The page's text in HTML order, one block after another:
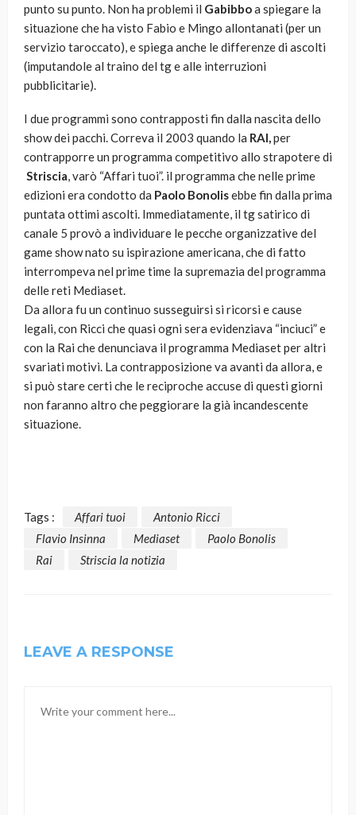
punto su punto. Non ha problemi il Gabibboa spiegare la
situazione che ha visto Fabio e Mingo allontanati (per un
servizio taroccato), e spiega anche le differenze di ascolti
(imputandole al traino del tg e alle interruzioni
pubblicitarie).
I due programmi sono contrapposti fin dalla nascita dello
show dei pacchi. Correva il 2003 quando la RAI,per
contrapporre un programma competitivo allo strapotere di
Striscia, varò “Affari tuoi”. il programma che nelle prime
edizioni era condotto da Paolo Bonolisebbe fin dalla prima
puntata ottimi ascolti. Immediatamente, il tg satirico di
canale 5 provò a individuare le pecche organizzative del
game show nato su ispirazione americana, che di fatto
interrompeva nel prime time la supremazia del programma
delle reti Mediaset.
Da allora fu un continuo susseguirsi si ricorsi e cause
legali, con Ricci che quasi ogni sera evidenziava “inciuci” e
con la Rai che denunciava il programma Mediaset per altri
svariati motivi. La contrapposizione va avanti da allora, e
si può stare certi che le reciproche accuse di questi giorni
non faranno altro che peggiorare la già incandescente
situazione.
Tags : Affari tuoi
Antonio Ricci
Flavio Insinna
Mediaset
Paolo Bonolis
Rai
Striscia la notizia
LEAVE A RESPONSE